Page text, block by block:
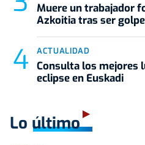
Muere un trabajador
Azkoitia tras ser
ACTUALIDAD
Consulta los mejores
eclipse en Euskadi
Lo último